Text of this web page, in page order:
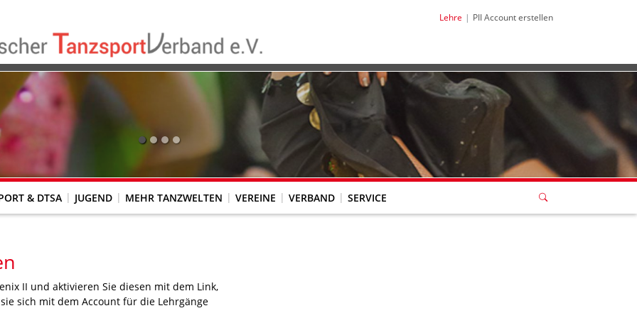
Lehre PII Account erstellen
& DTSA JUGEND MEHR TANZWELTEN VEREINE VERBAND SERVICE
II und aktivieren Sie diesen mit dem Link,
sich mit dem Account für die Lehrgänge